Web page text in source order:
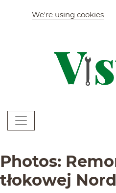
Szybkie menu
We're using cookies
Menu główne
Treść strony
Photos:
tłokowej